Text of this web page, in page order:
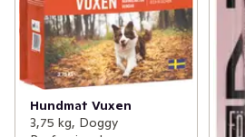
Hundmat Vuxen
3,75 kg, Doggy